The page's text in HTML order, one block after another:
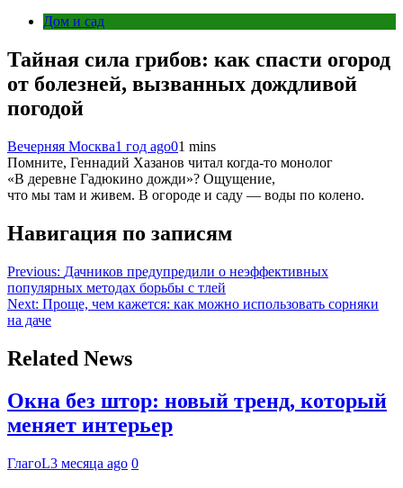
Дом и сад
Тайная сила грибов: как спасти огород
от болезней, вызванных дождливой
погодой
Вечерняя Москва1 год ago01 mins
Помните, Геннадий Хазанов читал когда-то монолог
«В деревне Гадюкино дожди»? Ощущение,
что мы там и живем. В огороде и саду — воды по колено.
Навигация по записям
Previous: Дачников предупредили о неэффективных
популярных методах борьбы с тлей
Next: Проще, чем кажется: как можно использовать сорняки
на даче
Related News
Окна без штор: новый тренд, который
меняет интерьер
ГлагоL3 месяца ago 0